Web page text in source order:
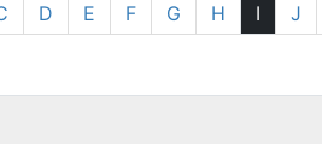
D E F G H I J